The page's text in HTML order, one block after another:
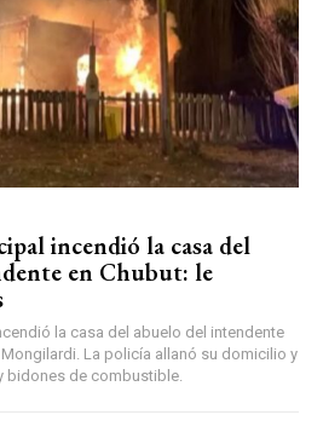
incendió la casa del
en Chubut: le
la casa del abuelo del intendente
La policía allanó su domicilio y
bidones de combustible.